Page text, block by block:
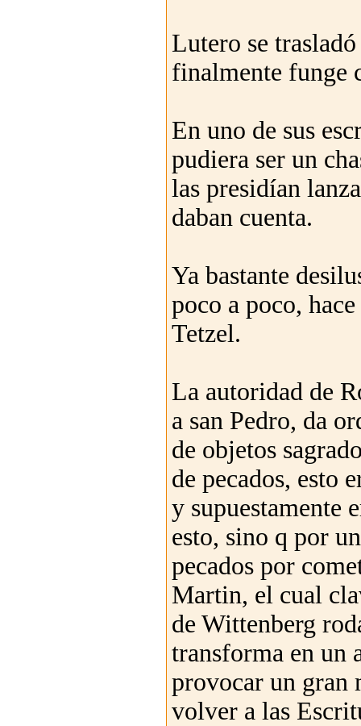
Lutero se
finalmente funge
En uno de sus
pudiera ser un
las presidían
daban cuenta.
Ya bastante
poco a poco,
Tetzel.
La autoridad de
a san Pedro, da
de objetos
de pecados, esto
y supuestamente
esto, sino q por
pecados por
Martin, el cual
de Wittenberg
transforma en un
provocar un
volver a las